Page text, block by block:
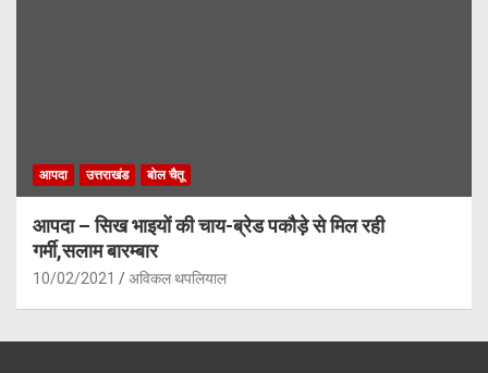
आपदा उत्तराखंड बोल चैतू
आपदा – सिख भाइयों की चाय-ब्रेड पकौड़े से मिल रही
गर्मी,सलाम बारम्बार
10/02/2021 अविकल थपलियाल